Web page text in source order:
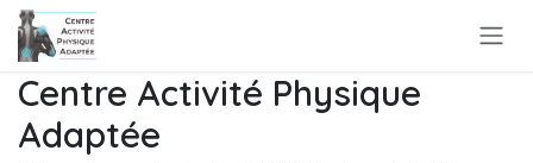
Se rendre au contenu
Centre Activité Physique
Adaptée